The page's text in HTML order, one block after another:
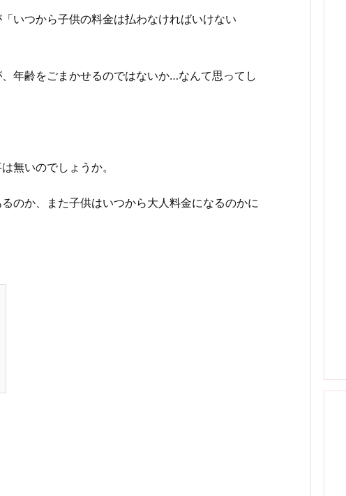
いつから子供の料金は払わなければいけない
年齢をごまかせるのではないか…なんて思ってし
無いのでしょうか。
のか、また子供はいつから大人料金になるのかに